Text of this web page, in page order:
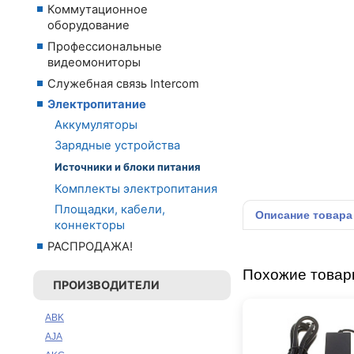
Коммутационное
оборудование
Профессиональные
видеомониторы
Служебная связь Intercom
Электропитание
Аккумуляторы
Зарядные устройства
Источники и блоки питания
Комплекты электропитания
Площадки, кабели,
коннекторы
РАСПРОДАЖА!
ПРОИЗВОДИТЕЛИ
ABK
AJA
Описание товара
Похожие